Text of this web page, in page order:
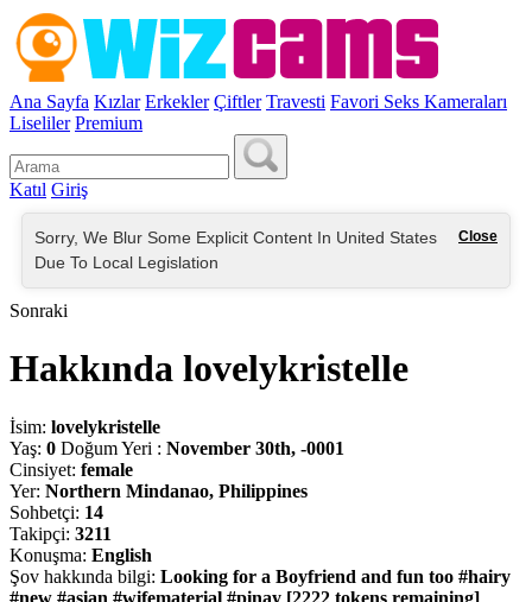
Ana Sayfa Kızlar Erkekler Çiftler Travesti Favori Seks Kameraları
Liseliler Premium
Katıl Giriş
Close
Sorry, We Blur Some Explicit Content In United States
Due To Local Legislation
Sonraki
Hakkında lovelykristelle
İsim: lovelykristelle
Yaş: 0 Doğum Yeri : November 30th, -0001
Cinsiyet: female
Yer: Northern Mindanao, Philippines
Sohbetçi: 14
Takipçi: 3211
Konuşma: English
Şov hakkında bilgi: Looking for a Boyfriend and fun too #hairy
#new #asian #wifematerial #pinay [2222 tokens remaining]